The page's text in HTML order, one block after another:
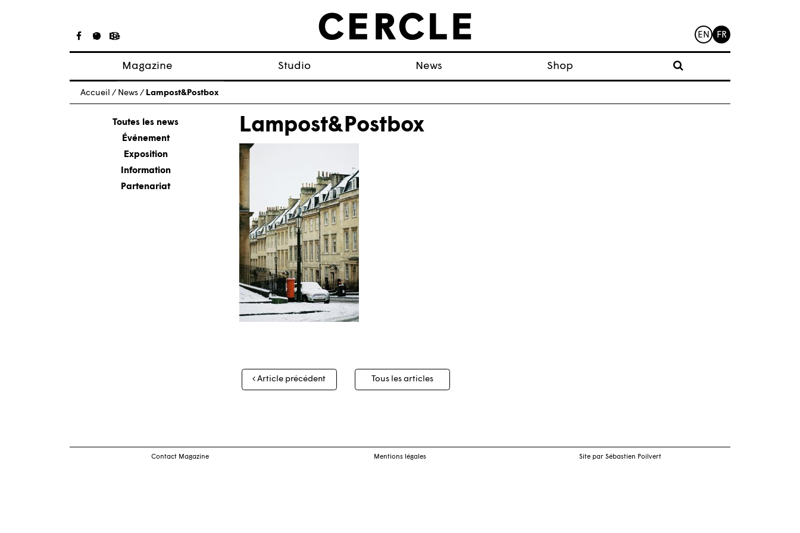
EN FR
Magazine
Articles
À propos
Numéros
Studio News Shop
Accueil / News / Lampost&Postbox
Toutes les news
Événement
Exposition
Information
Partenariat
Lampost&Postbox
Navigation
des
Article précédent Tous les articles
Contact Magazine Mentions légales Site par Sébastien Poilvert